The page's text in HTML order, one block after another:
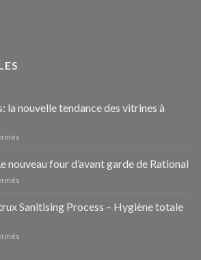
la nouvelle tendance des vitrines à
Pozzettis:
la
des
nouveau four d’avant garde de Rational
–
Le
Sanitising Process – Hygiène totale